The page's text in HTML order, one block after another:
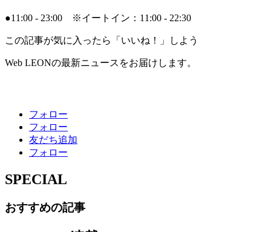
●11:00 - 23:00 ※イートイン：11:00 - 22:30
この記事が気に入ったら「いいね！」しよう
Web LEONの最新ニュースをお届けします。
フォロー
フォロー
友だち追加
フォロー
SPECIAL
おすすめの記事